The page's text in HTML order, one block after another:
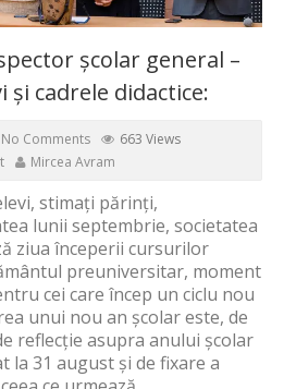
școlar general –
și cadrele didactice:
No Comments
663 Views
Mircea Avram
stimați părinți,
lunii septembrie, societatea
ziua începerii cursurilor
preuniversitar, moment
cei care încep un ciclu nou
unui nou an școlar este, de
reflecție asupra anului școlar
la 31 august și de fixare a